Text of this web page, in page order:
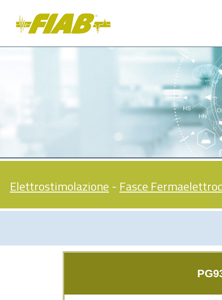
Elettrostimolazione - Fasce